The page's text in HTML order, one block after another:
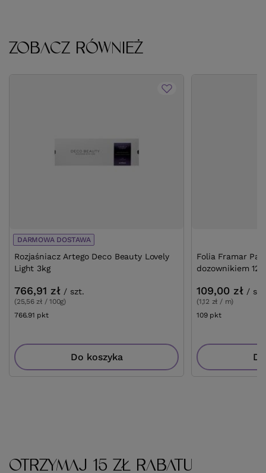
ZOBACZ RÓWNIEŻ
DARMOWA DOSTAWA
Rozjaśniacz Artego Deco Beauty Lovely
Light 3kg
766,91 zł / szt.
(25,56 zł / 100g)
766.91 pktpunktów
Do koszyka
Folia Framar
dozownikiem
109,00 zł /
(1,12 zł / m)
109 pktpunktów
OTRZYMAJ 15 ZŁ RABATU